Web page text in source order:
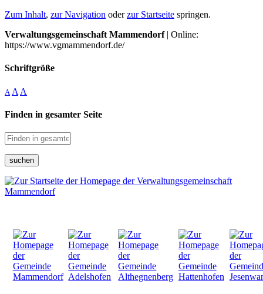
Zum Inhalt, zur Navigation oderzur Startseite springen.
Verwaltungsgemeinschaft Mammendorf| Online:
https://www.vgmammendorf.de/
Schriftgröße
A A A
Finden in gesamter Seite
suchen